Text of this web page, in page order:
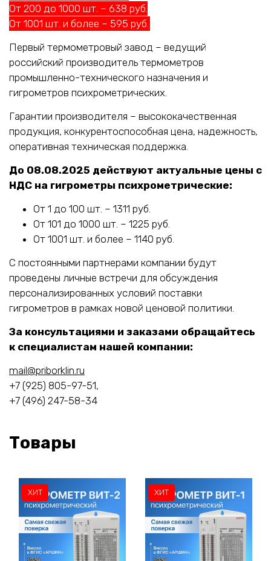
От 200 до 1000 шт. – 638 руб.
От 1001 шт. и более – 595 руб.
Первый термометровый завод – ведущий
российский производитель термометров
промышленно-технического назначения и
гигрометров психрометрических.
Гарантии производителя – высококачественная
продукция, конкурентоспособная цена, надежность,
оперативная техническая поддержка.
До 08.08.2025 действуют актуальные цены с
НДС на гигрометры психрометрические:
От 1 до 100 шт. – 1311 руб.
От 101 до 1000 шт. – 1225 руб.
От 1001 шт. и более – 1140 руб.
С постоянными партнерами компании будут
проведены личные встречи для обсуждения
персонализированных условий поставки
гигрометров в рамках новой ценовой политики.
За консультациями и заказами обращайтесь
к специалистам нашей компании:
mail@priborklin.ru
+7 (925) 805-97-51,
+7 (496) 247-58-34
Товары
ХИТ ХИТ